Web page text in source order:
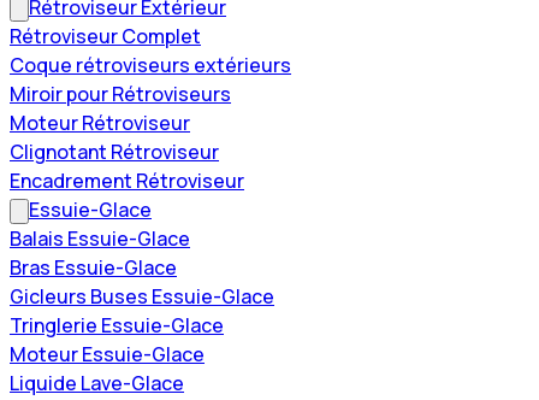
Rétroviseur Extérieur
Rétroviseur Complet
Coque rétroviseurs extérieurs
Miroir pour Rétroviseurs
Moteur Rétroviseur
Clignotant Rétroviseur
Encadrement Rétroviseur
Essuie-Glace
Balais Essuie-Glace
Bras Essuie-Glace
Gicleurs Buses Essuie-Glace
Tringlerie Essuie-Glace
Moteur Essuie-Glace
Liquide Lave-Glace